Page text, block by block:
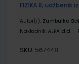
FIZIKA 8; udžbenik
Autor(i): Zumbulka
Nakladnik: ALFA d.d.
SKU: 567448